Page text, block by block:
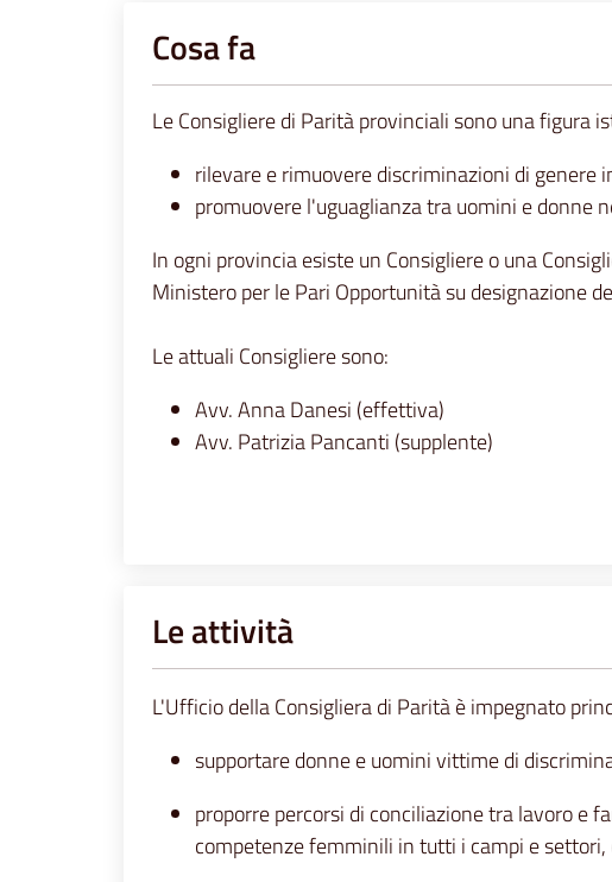
Cosa fa
Le Consigliere di Parità provinciali sono una figura
rilevare e rimuovere discriminazioni di genere
promuovere l'uguaglianza tra uomini e donne
In ogni provincia esiste un Consigliere o una
Ministero per le Pari Opportunità su designazione
Le attuali Consigliere sono:
Avv. Anna Danesi (effettiva)
Avv. Patrizia Pancanti (supplente)
Le attività
L'Ufficio della Consigliera di Parità è impegnato
supportare donne e uomini vittime di
proporre percorsi di conciliazione tra lavoro e
competenze femminili in tutti i campi e